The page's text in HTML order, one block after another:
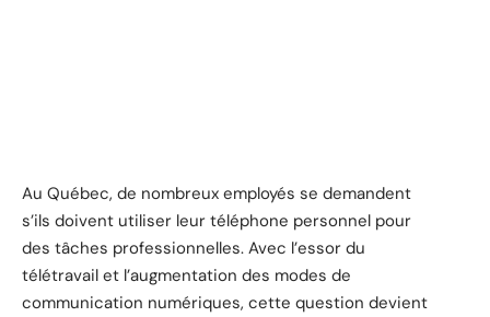
Au Québec, de nombreux employés se demandent
s’ils doivent utiliser leur téléphone personnel pour
des tâches professionnelles. Avec l’essor du
télétravail et l’augmentation des modes de
communication numériques, cette question devient